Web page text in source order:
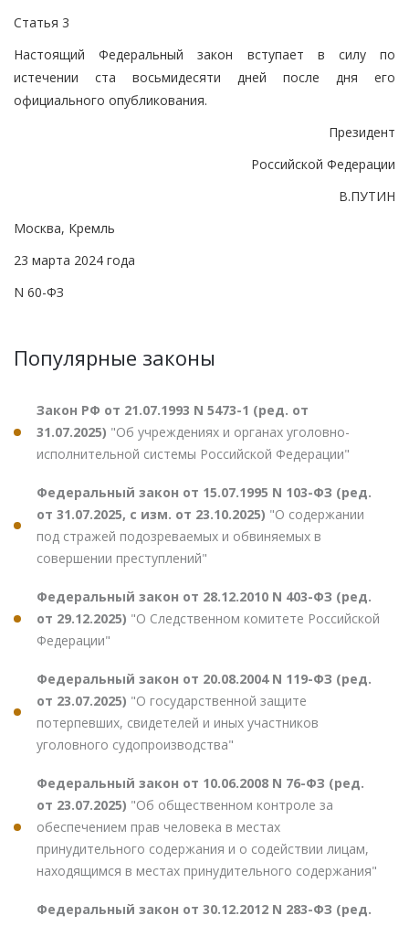
Статья 3
Настоящий Федеральный закон вступает в силу по
истечении ста восьмидесяти дней после дня его
официального опубликования.
Президент
Российской Федерации
В.ПУТИН
Москва, Кремль
23 марта 2024 года
N 60-ФЗ
Популярные законы
Закон РФ от 21.07.1993 N 5473-1 (ред. от
31.07.2025) "Об учреждениях и органах уголовно-
исполнительной системы Российской Федерации"
Федеральный закон от 15.07.1995 N 103-ФЗ (ред.
от 31.07.2025, с изм. от 23.10.2025) "О содержании
под стражей подозреваемых и обвиняемых в
совершении преступлений"
Федеральный закон от 28.12.2010 N 403-ФЗ (ред.
от 29.12.2025) "О Следственном комитете Российской
Федерации"
Федеральный закон от 20.08.2004 N 119-ФЗ (ред.
от 23.07.2025) "О государственной защите
потерпевших, свидетелей и иных участников
уголовного судопроизводства"
Федеральный закон от 10.06.2008 N 76-ФЗ (ред.
от 23.07.2025) "Об общественном контроле за
обеспечением прав человека в местах
принудительного содержания и о содействии лицам,
находящимся в местах принудительного содержания"
Федеральный закон от 30.12.2012 N 283-ФЗ (ред.